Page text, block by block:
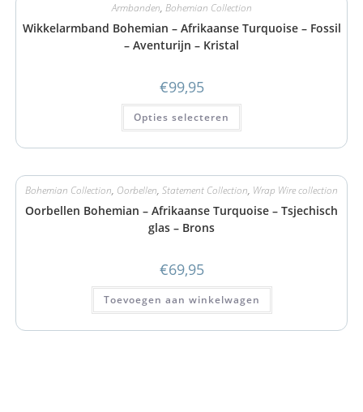
Armbanden, Bohemian Collection
Wikkelarmband Bohemian – Afrikaanse Turquoise – Fossil
– Aventurijn – Kristal
€99,95
Opties selecteren
Bohemian Collection, Oorbellen, Statement Collection, Wrap Wire collection
Oorbellen Bohemian – Afrikaanse Turquoise – Tsjechisch
glas – Brons
€69,95
Toevoegen aan winkelwagen